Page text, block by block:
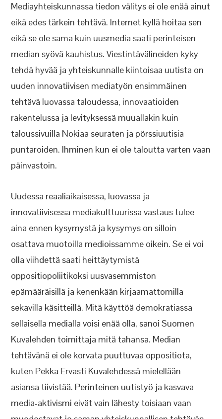
Mediayhteiskunnassa tiedon välitys ei ole enää ainut
eikä edes tärkein tehtävä. Internet kyllä hoitaa sen
eikä se ole sama kuin uusmedia saati perinteisen
median syövä kauhistus. Viestintävälineiden kyky
tehdä hyvää ja yhteiskunnalle kiintoisaa uutista on
uuden innovatiivisen mediatyön ensimmäinen
tehtävä luovassa taloudessa, innovaatioiden
rakentelussa ja levityksessä muuallakin kuin
taloussivuilla Nokiaa seuraten ja pörssiuutisia
puntaroiden. Ihminen kun ei ole taloutta varten vaan
päinvastoin.
Uudessa reaaliaikaisessa, luovassa ja
innovatiivisessa mediakulttuurissa vastaus tulee
aina ennen kysymystä ja kysymys on silloin
osattava muotoilla medioissamme oikein. Se ei voi
olla viihdettä saati heittäytymistä
oppositiopoliitikoksi uusvasemmiston
epämääräisillä ja kenenkään kirjaamattomilla
sekavilla käsitteillä. Mitä käyttöä demokratiassa
sellaisella medialla voisi enää olla, sanoi Suomen
Kuvalehden toimittaja mitä tahansa. Median
tehtävänä ei ole korvata puuttuvaa oppositiota,
kuten Pekka Ervasti Kuvalehdessä mielellään
asiansa tiivistää. Perinteinen uutistyö ja kasvava
media-aktivismi eivät vain lähesty toisiaan vaan